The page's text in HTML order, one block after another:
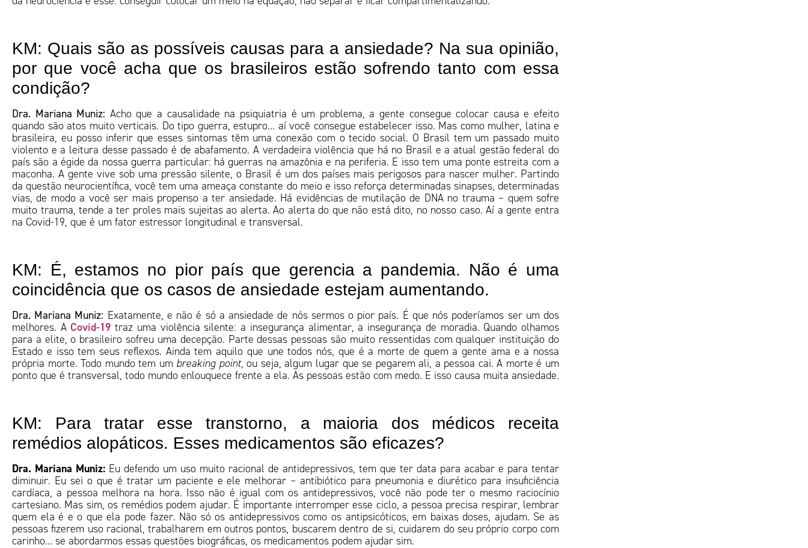
KM: Quais são as possíveis causas para a ansiedade? Na sua opinião,
por que você acha que os brasileiros estão sofrendo tanto com essa
condição?
Dra. Mariana Muniz: Acho que a causalidade na psiquiatria é um problema, a gente consegue colocar causa e efeito
quando são atos muito verticais. Do tipo guerra, estupro… aí você consegue estabelecer isso. Mas como mulher, latina e
brasileira, eu posso inferir que esses sintomas têm uma conexão com o tecido social. O Brasil tem um passado muito
violento e a leitura desse passado é de abafamento. A verdadeira violência que há no Brasil e a atual gestão federal do
país são a égide da nossa guerra particular: há guerras na amazônia e na periferia. E isso tem uma ponte estreita com a
maconha. A gente vive sob uma pressão silente, o Brasil é um dos países mais perigosos para nascer mulher. Partindo
da questão neurocientífica, você tem uma ameaça constante do meio e isso reforça determinadas sinapses, determinadas
vias, de modo a você ser mais propenso a ter ansiedade. Há evidências de mutilação de DNA no trauma – quem sofre
muito trauma, tende a ter proles mais sujeitas ao alerta. Ao alerta do que não está dito, no nosso caso. Aí a gente entra
na Covid-19, que é um fator estressor longitudinal e transversal.
KM: É, estamos no pior país que gerencia a pandemia. Não é uma
coincidência que os casos de ansiedade estejam aumentando.
Dra. Mariana Muniz: Exatamente, e não é só a ansiedade de nós sermos o pior país. É que nós poderíamos ser um dos
melhores. ACovid-19 traz uma violência silente: a insegurança alimentar, a insegurança de moradia. Quando olhamos
para a elite, o brasileiro sofreu uma decepção. Parte dessas pessoas são muito ressentidas com qualquer instituição do
Estado e isso tem seus reflexos. Ainda tem aquilo que une todos nós, que é a morte de quem a gente ama e a nossa
própria morte. Todo mundo tem um breaking point, ou seja, algum lugar que se pegarem ali, a pessoa cai. A morte é um
ponto que é transversal, todo mundo enlouquece frente a ela. As pessoas estão com medo. E isso causa muita ansiedade.
KM: Para tratar esse transtorno, a maioria dos médicos receita
remédios alopáticos. Esses medicamentos são eficazes?
Dra. Mariana Muniz: Eu defendo um uso muito racional de antidepressivos, tem que ter data para acabar e para tentar
diminuir. Eu sei o que é tratar um paciente e ele melhorar – antibiótico para pneumonia e diurético para insuficiência
cardíaca, a pessoa melhora na hora. Isso não é igual com os antidepressivos, você não pode ter o mesmo raciocínio
cartesiano. Mas sim, os remédios podem ajudar. É importante interromper esse ciclo, a pessoa precisa respirar, lembrar
quem ela é e o que ela pode fazer. Não só os antidepressivos como os antipsicóticos, em baixas doses, ajudam. Se as
pessoas fizerem uso racional, trabalharem em outros pontos, buscarem dentro de si, cuidarem do seu próprio corpo com
carinho… se abordarmos essas questões biográficas, os medicamentos podem ajudar sim.